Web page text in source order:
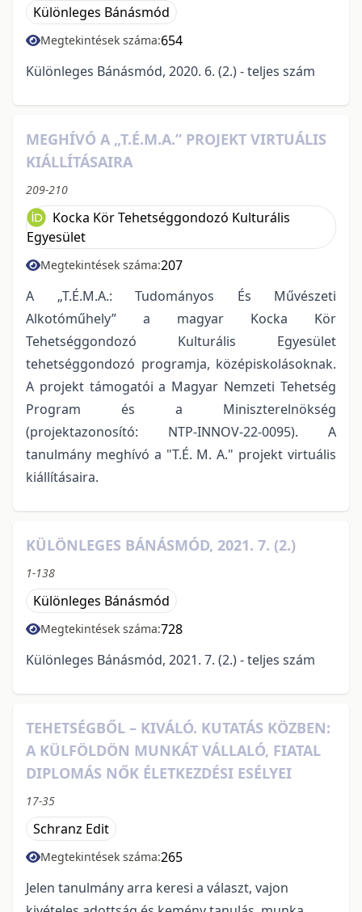
Különleges Bánásmód
Megtekintések száma:654
Különleges Bánásmód, 2020. 6. (2.) - teljes szám
MEGHÍVÓ A „T.É.M.A.” PROJEKT VIRTUÁLIS
KIÁLLÍTÁSAIRA
209-210
Kocka Kör Tehetséggondozó Kulturális
Egyesület
Megtekintések száma:207
A „T.É.M.A.: Tudományos És Művészeti
Alkotóműhely” a magyar Kocka Kör
Tehetséggondozó Kulturális Egyesület
tehetséggondozó programja, középiskolásoknak.
A projekt támogatói a Magyar Nemzeti Tehetség
Program és a Miniszterelnökség
(projektazonosító: NTP-INNOV-22-0095). A
tanulmány meghívó a "T.É. M. A." projekt virtuális
kiállításaira.
KÜLÖNLEGES BÁNÁSMÓD, 2021. 7. (2.)
1-138
Különleges Bánásmód
Megtekintések száma:728
Különleges Bánásmód, 2021. 7. (2.) - teljes szám
TEHETSÉGBŐL – KIVÁLÓ. KUTATÁS KÖZBEN:
A KÜLFÖLDÖN MUNKÁT VÁLLALÓ, FIATAL
DIPLOMÁS NŐK ÉLETKEZDÉSI ESÉLYEI
17-35
Schranz Edit
Megtekintések száma:265
Jelen tanulmány arra keresi a választ, vajon